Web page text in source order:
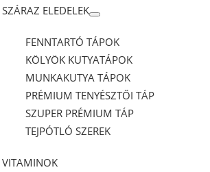
SZÁRAZ ELEDELEK
FENNTARTÓ TÁPOK
KÖLYÖK KUTYATÁPOK
MUNKAKUTYA TÁPOK
PRÉMIUM TENYÉSZTŐI TÁP
SZUPER PRÉMIUM TÁP
TEJPÓTLÓ SZEREK
VITAMINOK